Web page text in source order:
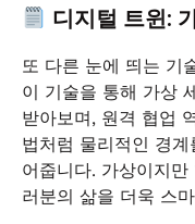
디지털 트윈:
또 다른 눈에 띄는 기
이 기술을 통해 가상
받아보며, 원격 협업
법처럼 물리적인 경
어줍니다. 가상이지만
러분의 삶을 더욱 스